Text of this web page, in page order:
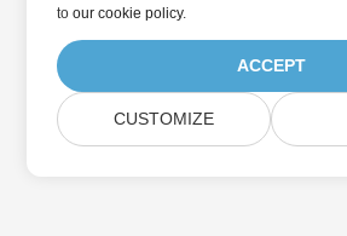
toour cookie policy.
ACCEPT
CUSTOMIZE